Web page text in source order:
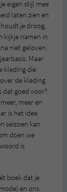
eigen stijl mee
laten zien en
je droog,
kijkje namen in
niet geloven.
Maar
kleding die
de kleding
dat goed voor?
meer en
is het idee
seizoen kan
doen we
is
boek dat je
en ons